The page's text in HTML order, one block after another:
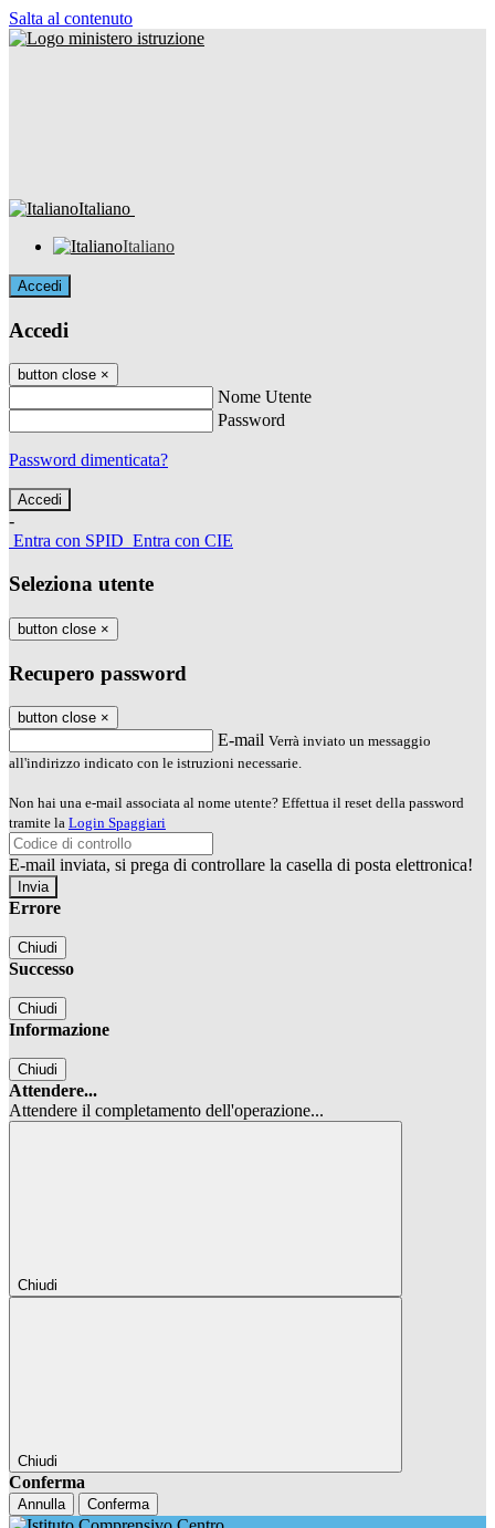
Salta al contenuto
Italiano
Italiano
Accedi
Accedi
button close ×
Nome Utente
Password
Password dimenticata?
-
Entra con SPID Entra con CIE
Seleziona utente
button close ×
Recupero password
button close ×
E-mail Verrà inviato un messaggio
all'indirizzo indicato con le istruzioni necessarie.
Non hai una e-mail associata al nome utente? Effettua il reset della password
tramite la Login Spaggiari
E-mail inviata, si prega di controllare la casella di posta elettronica!
Errore
Chiudi
Successo
Chiudi
Informazione
Chiudi
Attendere...
Attendere il completamento dell'operazione...
Chiudi
Chiudi
Conferma
Annulla Conferma